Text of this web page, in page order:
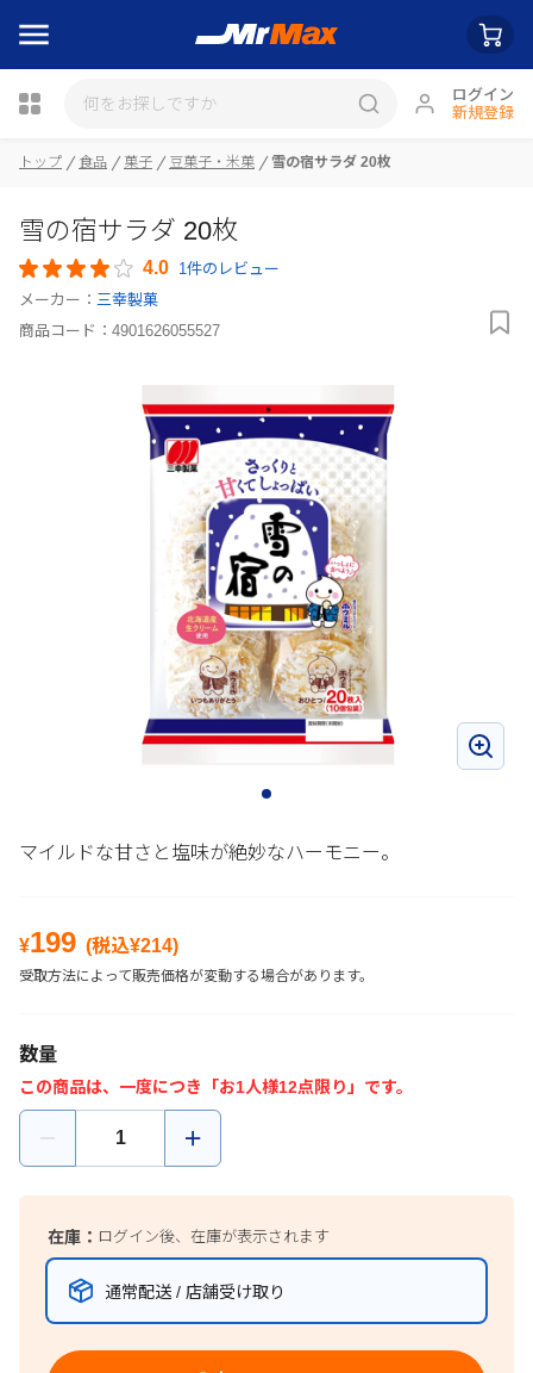
ログイン
新規登録
瓶詰
トップ 食品 菓子 豆菓子・米菓 雪の宿サラダ 20枚
雪の宿サラダ 20枚
4.0 1件のレビュー
メーカー： 三幸製菓
商品コード： 4901626055527
マイルドな甘さと塩味が絶妙なハーモニー。
¥199 (税込¥214)
受取方法によって販売価格が変動する場合があります。
数量
この商品は、一度につき「お1人様12点限り」です。
在庫： ログイン後、在庫が表示されます
通常配送 / 店舗受け取り